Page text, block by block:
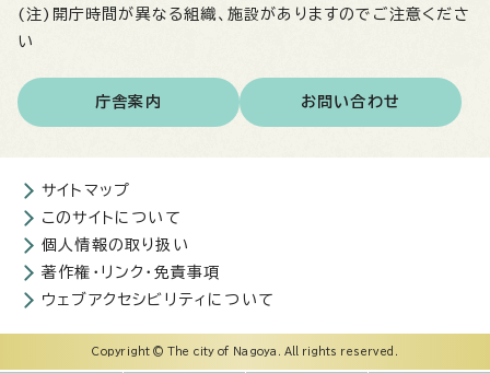
(注)開庁時間が異なる組織、施設がありますのでご注意くださ
い
庁舎案内 お問い合わせ
サイトマップ
このサイトについて
個人情報の取り扱い
著作権・リンク・免責事項
ウェブアクセシビリティについて
Copyright © The city of Nagoya. All rights reserved.